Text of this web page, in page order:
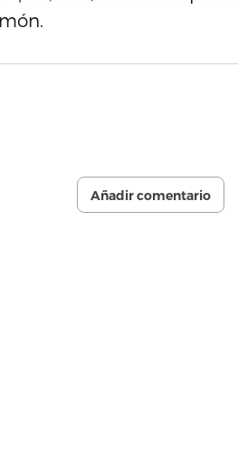
Añadir comentario